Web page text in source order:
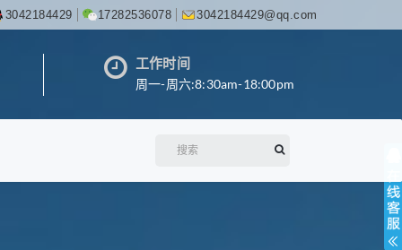
3042184429 17282536078 3042184429@qq.com
工作时间
周一-周六:8:30am-18:00pm